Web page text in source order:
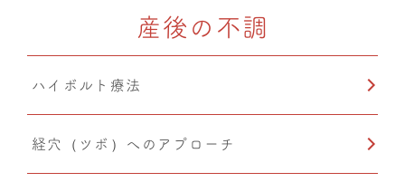
CMC筋膜ストレッチ（リリース）
鍼灸
産後の不調
ハイボルト療法
経穴（ツボ）へのアプローチ